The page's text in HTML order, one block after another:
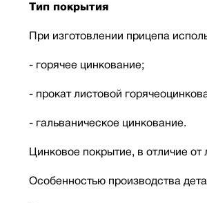
Тип покрытия
При изготовлении прицепа
- горячее цинкование;
- прокат листовой
- гальваническое цинкование.
Цинковое покрытие, в отличие
Особенностью производства